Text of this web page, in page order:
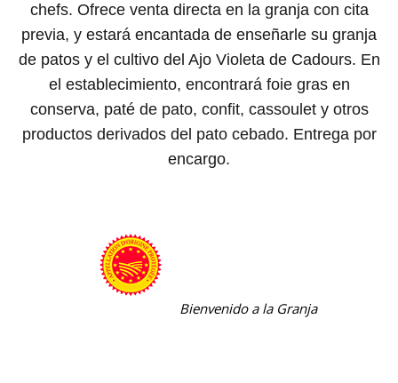
chefs. Ofrece venta directa en la granja con cita
previa, y estará encantada de enseñarle su granja
de patos y el cultivo del Ajo Violeta de Cadours. En
el establecimiento, encontrará foie gras en
conserva, paté de pato, confit, cassoulet y otros
productos derivados del pato cebado. Entrega por
encargo.
Bienvenido a la Granja